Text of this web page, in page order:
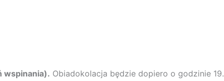
wspinania). Obiadokolacja będzie dopiero o godzinie 19.